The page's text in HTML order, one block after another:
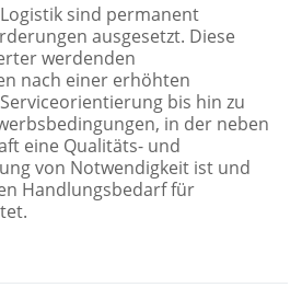
sind permanent
ausgesetzt. Diese
werdenden
nach einer erhöhten
bis hin zu
in der neben
eine Qualitäts- und
von Notwendigkeit ist und
Handlungsbedarf für